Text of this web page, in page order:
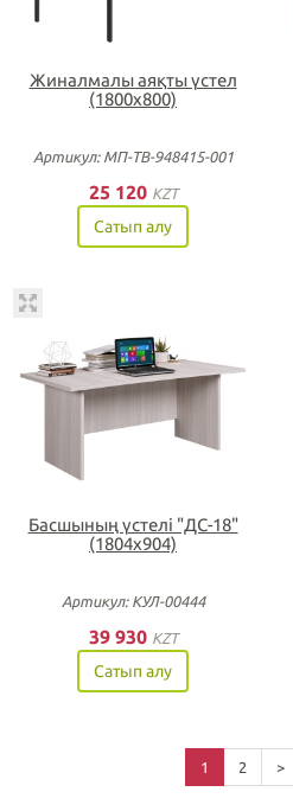
Жиналмалы аяқты үстел
(1800х800)
Артикул: МП-ТВ-948415-001
25 120 KZT
Сатып алу
Басшының үстелі "ДС-18"
(1804х904)
Артикул: КУЛ-00444
39 930 KZT
Сатып алу
1 2 >